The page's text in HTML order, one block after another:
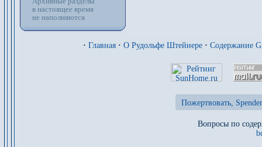
в настоящее время
не наполняются
· Главная · О Рудольфе Штейнере · Содержание
Пожертвовать,
Вопросы по